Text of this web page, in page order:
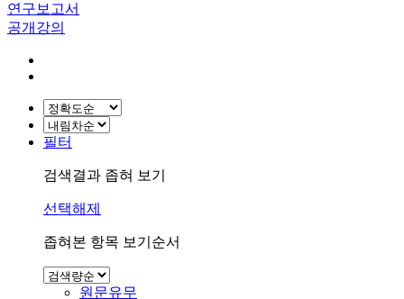
연구보고서
공개강의
필터
검색결과 좁혀 보기
선택해제
좁혀본 항목 보기순서
원문유무